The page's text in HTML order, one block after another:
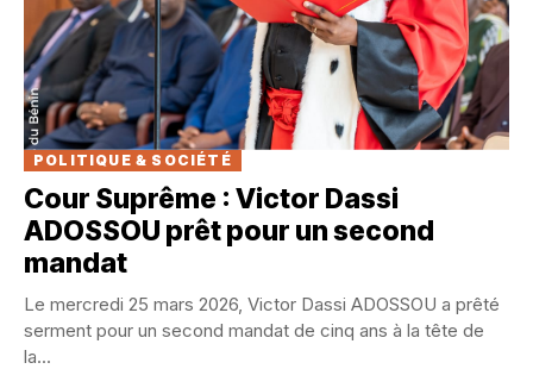
POLITIQUE & SOCIÉTÉ
Cour Suprême : Victor Dassi
ADOSSOU prêt pour un second
mandat
Le mercredi 25 mars 2026, Victor Dassi ADOSSOU a prêté
serment pour un second mandat de cinq ans à la tête de
la...